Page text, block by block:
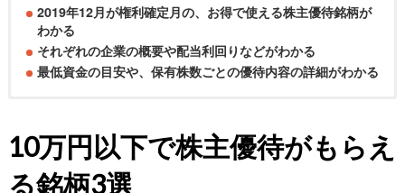
2019年12月が権利確定月の、お得で使える株主優待銘柄が
わかる
それぞれの企業の概要や配当利回りなどがわかる
最低資金の目安や、保有株数ごとの優待内容の詳細がわかる
10万円以下で株主優待がもらえ
る銘柄3選